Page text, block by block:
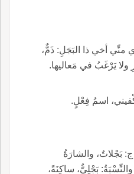
منِّي أخي ذا البَجَلِ: ذَمٌّ،
يَرْغَبُ في مَعاليها.
اسمُ فِعْلٍ.
بَجْلاتٌ، والشارَةُ
والنِّسْبَةُ: بَجْلِيٌّ، ساكِنَةً،